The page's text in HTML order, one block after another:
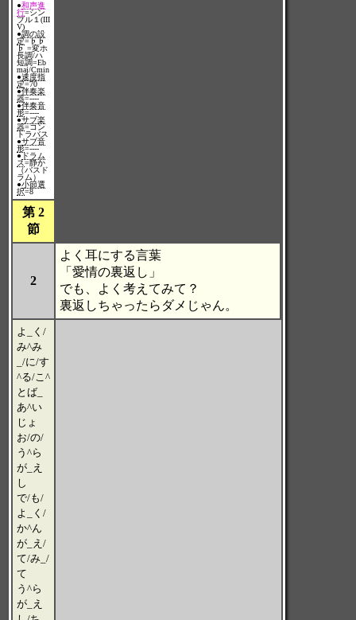
●和声進
行=シン
プル１(III
V)
●調の設
定=♭♭
♭ =変ホ
長調/ハ
短調=Eb
maj/Cmin
●速度指
定=70
●伴奏楽
器=----
●伴奏音
形=----
●サブ楽
器=コン
トラバス
●サブ音
形=----
●ドラム
ス=静か
（バスド
ラム）
●小節選
択=8
第 2
節
2
よく耳にする言葉
「愛情の裏返し」
でも、よく考えてみて？
裏返しちゃったらダメじゃん。
よ_く/
み^み
_/に/す
^る/こ^
とば_
あ^い
じょ
お/の/
う^ら
が_え
し
で/も/
よ_く/
か^ん
が_え/
て/み_/
て
う^ら
が_え